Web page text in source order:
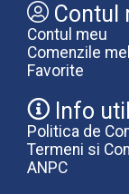
Contul
Contul meu
Comenzile
Favorite
Info
Politica de
Termeni si
ANPC